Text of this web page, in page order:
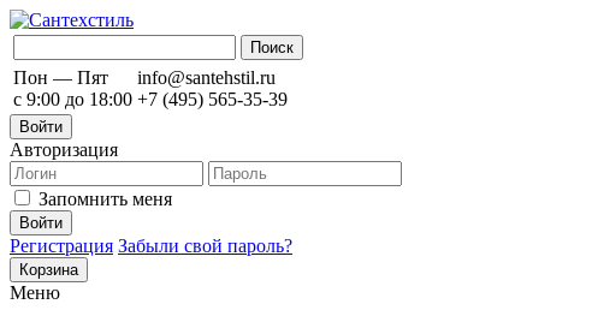
Пон — Пят
с 9:00 до 18:00
info@santehstil.ru
+7 (495) 565-35-39
Войти
Авторизация
Запомнить меня
Регистрация Забыли свой пароль?
Корзина
Меню